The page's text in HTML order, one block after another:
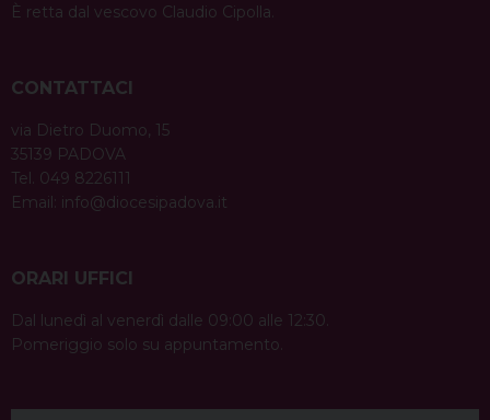
È retta dal vescovo Claudio Cipolla.
CONTATTACI
via Dietro Duomo, 15
35139 PADOVA
Tel. 049 8226111
Email: info@diocesipadova.it
ORARI UFFICI
Dal lunedì al venerdì dalle 09:00 alle 12:30.
Pomeriggio solo su appuntamento.